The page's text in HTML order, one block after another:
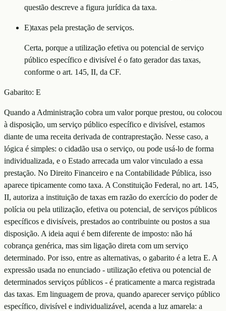
questão descreve a figura jurídica da taxa.
E)taxas pela prestação de serviços.
Certa, porque a utilização efetiva ou potencial de serviço
público específico e divisível é o fato gerador das taxas,
conforme o art. 145, II, da CF.
Gabarito: E
Quando a Administração cobra um valor porque prestou, ou colocou
à disposição, um serviço público específico e divisível, estamos
diante de uma receita derivada de contraprestação. Nesse caso, a
lógica é simples: o cidadão usa o serviço, ou pode usá-lo de forma
individualizada, e o Estado arrecada um valor vinculado a essa
prestação. No Direito Financeiro e na Contabilidade Pública, isso
aparece tipicamente como taxa. A Constituição Federal, no art. 145,
II, autoriza a instituição de taxas em razão do exercício do poder de
polícia ou pela utilização, efetiva ou potencial, de serviços públicos
específicos e divisíveis, prestados ao contribuinte ou postos a sua
disposição. A ideia aqui é bem diferente de imposto: não há
cobrança genérica, mas sim ligação direta com um serviço
determinado. Por isso, entre as alternativas, o gabarito é a letra E. A
expressão usada no enunciado - utilização efetiva ou potencial de
determinados serviços públicos - é praticamente a marca registrada
das taxas. Em linguagem de prova, quando aparecer serviço público
específico, divisível e individualizável, acenda a luz amarela: a